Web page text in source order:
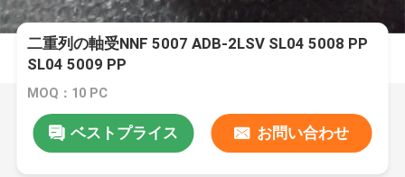
二重列の軸受NNF 5007 ADB-2LSV SL04 5008 PP
SL04 5009 PP
MOQ：10 PC
ベストプライス お問い合わせ